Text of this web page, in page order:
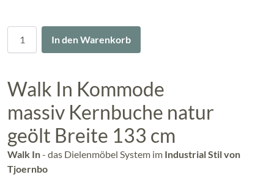
In den Warenkorb
Walk In Kommode
massiv Kernbuche natur
geölt Breite 133 cm
Walk In- das Dielenmöbel System im Industrial Stil von
Tjoernbo